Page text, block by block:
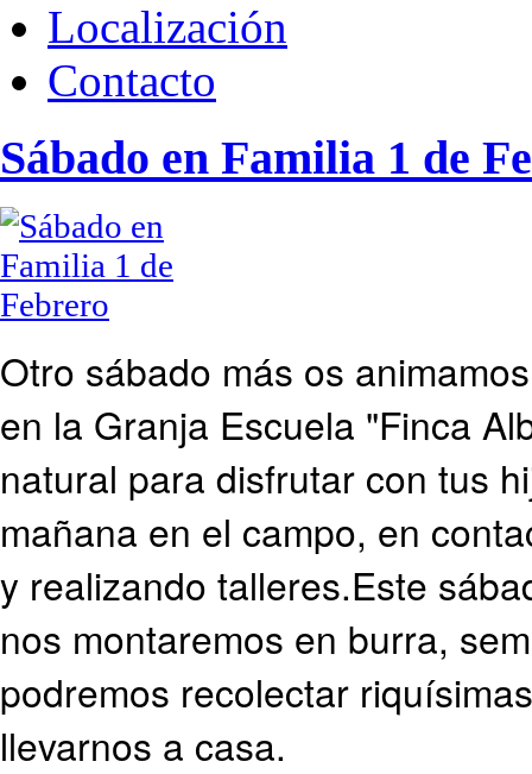
Localización
Contacto
Sábado en Familia 1 de
Otro sábado más os
en la Granja Escuela "Finca
natural para disfrutar con tus
mañana en el campo, en
y realizando talleres.Este
nos montaremos en burra,
podremos recolectar
llevarnos a casa.